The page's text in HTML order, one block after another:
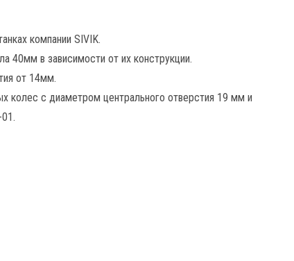
компании SIVIK.
40мм в зависимости от их конструкции.
от 14мм.
колес с диаметром центрального отверстия 19 мм и